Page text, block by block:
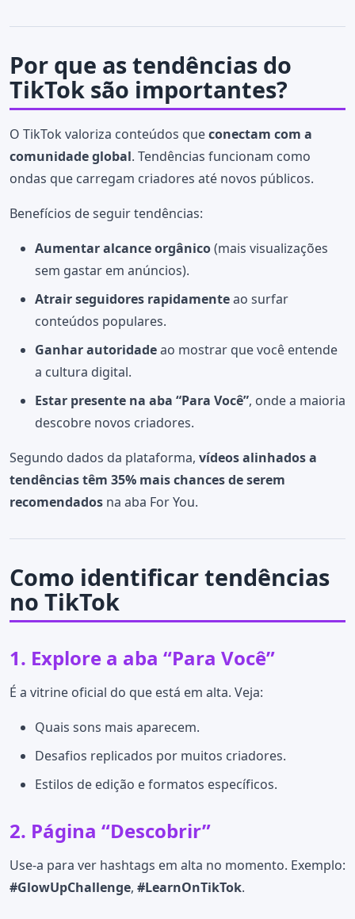
Por que as tendências do
TikTok são importantes?
O TikTok valoriza conteúdos queconectam com a
comunidade global. Tendências funcionam como
ondas que carregam criadores até novos públicos.
Benefícios de seguir tendências:
Aumentar alcance orgânico(mais visualizações
sem gastar em anúncios).
Atrair seguidores rapidamenteao surfar
conteúdos populares.
Ganhar autoridadeao mostrar que você entende
a cultura digital.
Estar presente na aba “Para Você”, onde a maioria
descobre novos criadores.
Segundo dados da plataforma, vídeos alinhados a
tendências têm 35% mais chances de serem
recomendados na aba For You.
Como identificar tendências
no TikTok
1. Explore a aba “Para Você”
É a vitrine oficial do que está em alta. Veja:
Quais sons mais aparecem.
Desafios replicados por muitos criadores.
Estilos de edição e formatos específicos.
2. Página “Descobrir”
Use-a para ver hashtags em alta no momento. Exemplo:
#GlowUpChallenge, #LearnOnTikTok.